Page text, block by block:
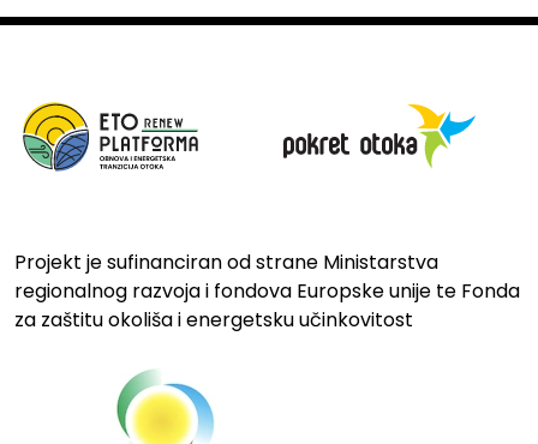
Projekt je sufinanciran od strane Ministarstva
regionalnog razvoja i fondova Europske unije te Fonda
za zaštitu okoliša i energetsku učinkovitost